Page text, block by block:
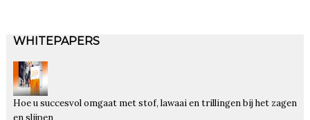
WHITEPAPERS
Hoe u succesvol omgaat met stof, lawaai en trillingen bij het zagen
en slijpen